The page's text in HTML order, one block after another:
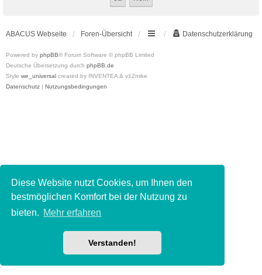
Diese Website nutzt Cookies, um Ihnen den
bestmöglichen Komfort bei der Nutzung zu
bieten. Mehr erfahren
Verstanden!
ABACUS Webseite Foren-Übersicht Datenschutzerklärung
Powered by phpBB® Forum Software © phpBB Limited
Deutsche Übersetzung durch phpBB.de
Style we_universal created by INVENTEA & v12mike
Datenschutz | Nutzungsbedingungen